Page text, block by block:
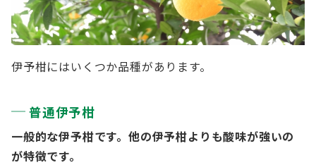
伊予柑にはいくつか品種があります。
普通伊予柑
一般的な伊予柑です。他の伊予柑よりも酸味が強いの
が特徴です。